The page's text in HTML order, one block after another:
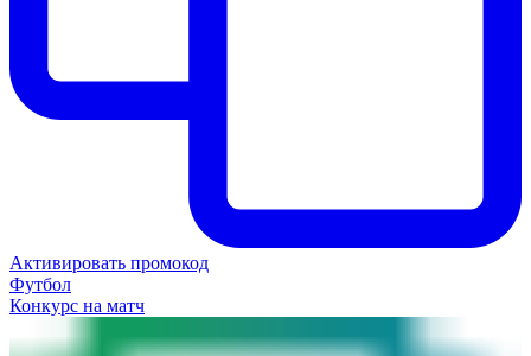
Активировать промокод
Футбол
Конкурс на матч